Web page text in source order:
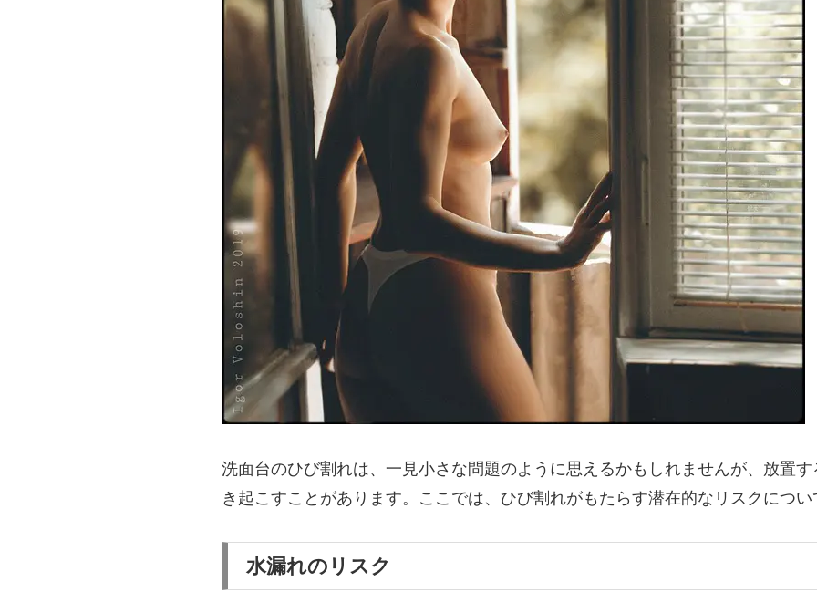
洗面台のひび割れは、一見小さな問題のように思えるかもしれませんが、放置す
き起こすことがあります。ここでは、ひび割れがもたらす潜在的なリスクについ
水漏れのリスク